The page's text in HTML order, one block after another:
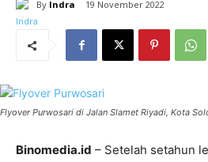
By Indra 19 November 2022
Flyover Purwosari di Jalan Slamet Riyadi, Kota
Binomedia.id – Setelah setahun